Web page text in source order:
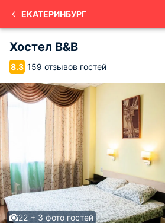
ЕКАТЕРИНБУРГ
Хостел B&B
8.3 159 отзывов гостей
22 + 3 фото гостей